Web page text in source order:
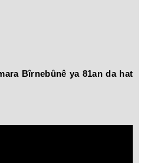
Bîrnebûnê ya 81an da hat